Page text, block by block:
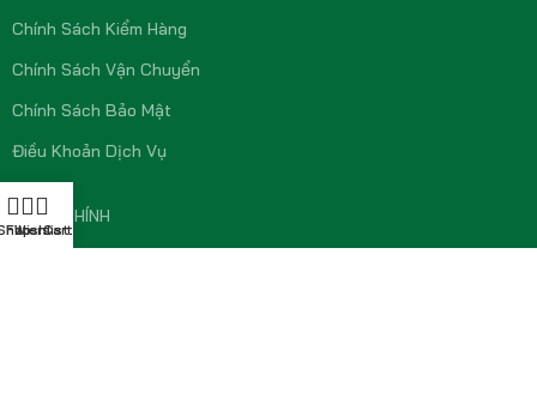
Chính Sách Kiểm Hàng
Chính Sách Vận Chuyển
Chính Sách Bảo Mật
Điều Khoản Dịch Vụ
MENU CHÍNH
Filters
Wishlist
Cart